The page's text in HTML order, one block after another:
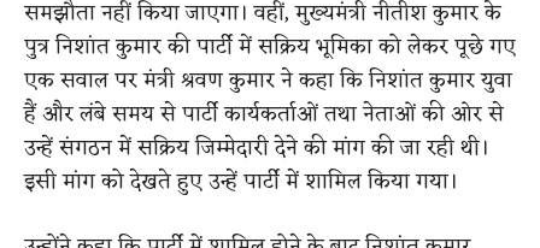
समझौता नहीं किया जाएगा। वहीं, मुख्यमंत्री नीतीश कुमार के
पुत्र निशांत कुमार की पार्टी में सक्रिय भूमिका को लेकर पूछे गए
एक सवाल पर मंत्री श्रवण कुमार ने कहा कि निशांत कुमार युवा
हैं और लंबे समय से पार्टी कार्यकर्ताओं तथा नेताओं की ओर से
उन्हें संगठन में सक्रिय जिम्मेदारी देने की मांग की जा रही थी।
इसी मांग को देखते हुए उन्हें पार्टी में शामिल किया गया।